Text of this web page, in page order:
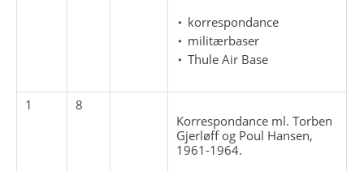
korrespondance
militærbaser
Thule Air Base
1
8
Korrespondance ml. Torben
Gjerløff og Poul Hansen,
1961-1964.